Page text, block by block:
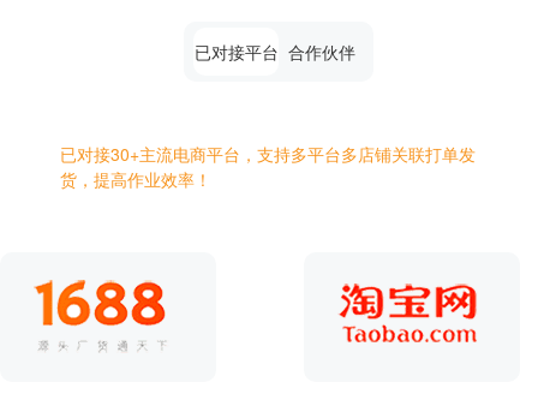
已对接平台 合作伙伴
已对接30+主流电商平台，支持多平台多店铺关联打单发
货，提高作业效率！